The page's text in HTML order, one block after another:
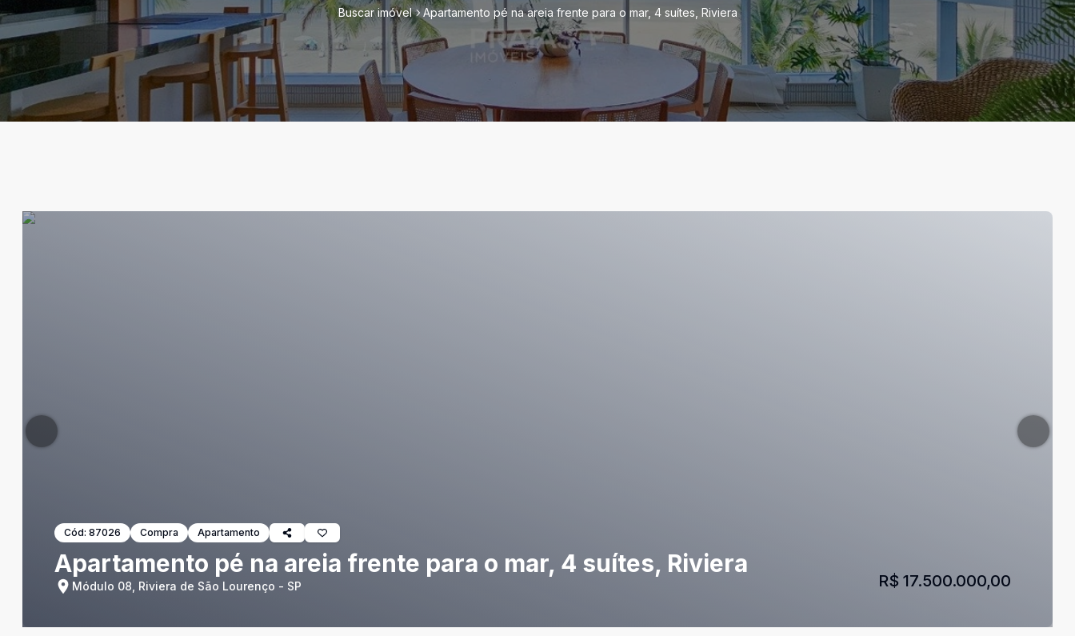
Buscar imóvel Apartamento pé na areia frente para o mar, 4 suítes, Riviera
Cód: 87026 Compra Apartamento
Apartamento pé na areia frente para o mar, 4 suítes, Riviera
Módulo 08, Riviera de São Lourenço - SP R$ 17.500.000,00